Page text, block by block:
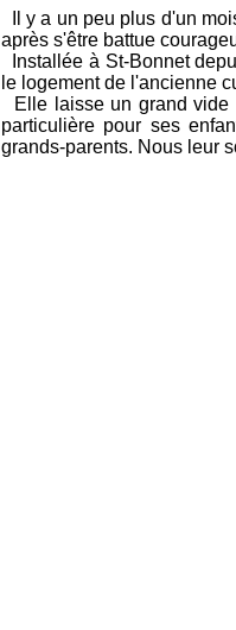
Il y a un peu plus d'un
après s'être battue
Installée à St-Bonnet
le logement de l'ancienne
Elle laisse un grand vide
particulière pour ses
grands-parents. Nous leur